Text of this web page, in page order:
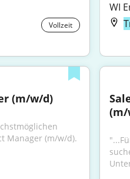
Vollzeit
WI
(m/w/d)
Manager (m/w/d).